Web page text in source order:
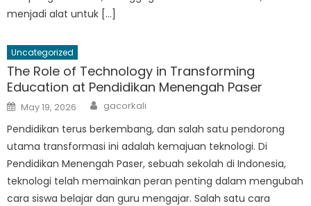
menjadi alat untuk […]
Uncategorized
The Role of Technology in Transforming
Education at Pendidikan Menengah Paser
Posted
on
May 19, 2026 Author
gacorkali
Pendidikan terus berkembang, dan salah satu pendorong
utama transformasi ini adalah kemajuan teknologi. Di
Pendidikan Menengah Paser, sebuah sekolah di Indonesia,
teknologi telah memainkan peran penting dalam mengubah
cara siswa belajar dan guru mengajar. Salah satu cara